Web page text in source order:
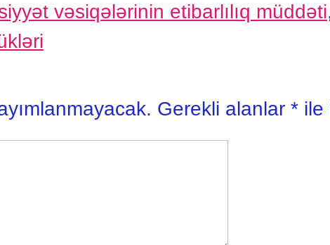
vəsiqələrinin etibarlılıq müddəti
Gerekli alanlar * ile